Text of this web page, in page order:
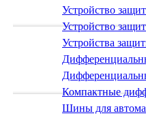
Устройство
Устройство
Устройства
Компактные
Шины для